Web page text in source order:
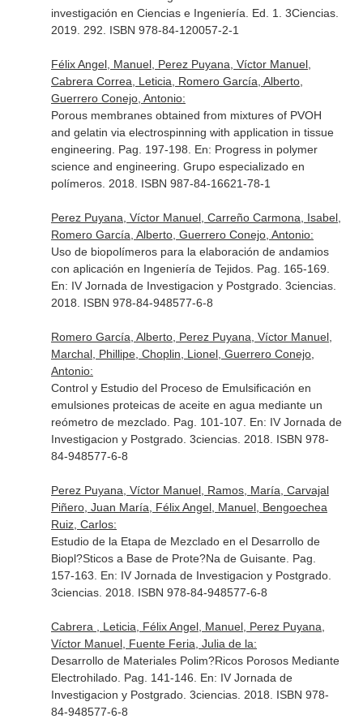
investigación en Ciencias e Ingeniería . Ed. 1. 3Ciencias.
2019. 292. ISBN 978-84-120057-2-1
Félix Angel, Manuel, Perez Puyana, Víctor Manuel,
Cabrera Correa, Leticia, Romero García, Alberto,
Guerrero Conejo, Antonio:
Porous membranes obtained from mixtures of PVOH
and gelatin via electrospinning with application in tissue
engineering. Pag. 197-198. En: Progress in polymer
science and engineering . Grupo especializado en
polímeros. 2018. ISBN 987-84-16621-78-1
Perez Puyana, Víctor Manuel, Carreño Carmona, Isabel,
Romero García, Alberto, Guerrero Conejo, Antonio:
Uso de biopolímeros para la elaboración de andamios
con aplicación en Ingeniería de Tejidos. Pag. 165-169.
En: IV Jornada de Investigacion y Postgrado. 3ciencias.
2018. ISBN 978-84-948577-6-8
Romero García, Alberto, Perez Puyana, Víctor Manuel,
Marchal, Phillipe, Choplin, Lionel, Guerrero Conejo,
Antonio:
Control y Estudio del Proceso de Emulsificación en
emulsiones proteicas de aceite en agua mediante un
reómetro de mezclado. Pag. 101-107. En: IV Jornada de
Investigacion y Postgrado. 3ciencias. 2018. ISBN 978-
84-948577-6-8
Perez Puyana, Víctor Manuel, Ramos, María, Carvajal
Piñero, Juan María, Félix Angel, Manuel, Bengoechea
Ruiz, Carlos:
Estudio de la Etapa de Mezclado en el Desarrollo de
Biopl?Sticos a Base de Prote?Na de Guisante. Pag.
157-163. En: IV Jornada de Investigacion y Postgrado.
3ciencias. 2018. ISBN 978-84-948577-6-8
Cabrera , Leticia, Félix Angel, Manuel, Perez Puyana,
Víctor Manuel, Fuente Feria, Julia de la:
Desarrollo de Materiales Polim?Ricos Porosos Mediante
Electrohilado. Pag. 141-146. En: IV Jornada de
Investigacion y Postgrado. 3ciencias. 2018. ISBN 978-
84-948577-6-8